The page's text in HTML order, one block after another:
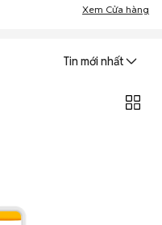
Xem Cửa hàng
Tin mới nhất